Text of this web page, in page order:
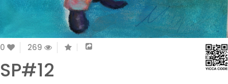
0 269
SP#12